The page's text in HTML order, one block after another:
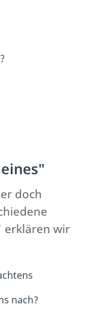
doch
erklären wir
nach?